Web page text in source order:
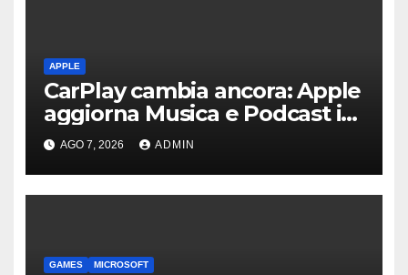
APPLE
CarPlay cambia ancora: Apple
aggiorna Musica e Podcast in
auto
AGO 7, 2026 ADMIN
GAMES MICROSOFT